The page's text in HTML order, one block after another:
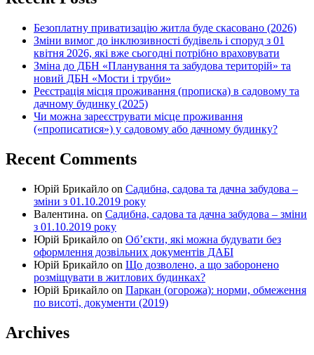
Безоплатну приватизацію житла буде скасовано (2026)
Зміни вимог до інклюзивності будівель і споруд з 01
квітня 2026, які вже сьогодні потрібно враховувати
Зміна до ДБН «Планування та забудова територій» та
новий ДБН «Мости і труби»
Реєстрація місця проживання (прописка) в садовому та
дачному будинку (2025)
Чи можна зареєструвати місце проживання
(«прописатися») у садовому або дачному будинку?
Recent Comments
Юрій Брикайло on Садибна, садова та дачна забудова –
зміни з 01.10.2019 року
Валентина. on Садибна, садова та дачна забудова – зміни
з 01.10.2019 року
Юрій Брикайло on Об’єкти, які можна будувати без
оформлення дозвільних документів ДАБІ
Юрій Брикайло on Що дозволено, а що заборонено
розміщувати в житлових будинках?
Юрій Брикайло on Паркан (огорожа): норми, обмеження
по висоті, документи (2019)
Archives